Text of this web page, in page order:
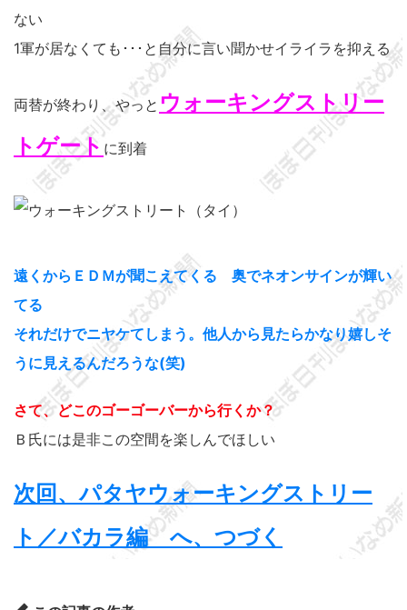
ない
1軍が居なくても･･･と自分に言い聞かせイライラを抑える
両替が終わり、やっと ウォーキングストリー
トゲート に到着
遠くからＥＤＭが聞こえてくる 奥でネオンサインが輝い
てる
それだけでニヤケてしまう。他人から見たらかなり嬉しそ
うに見えるんだろうな(笑)
さて、どこのゴーゴーバーから行くか？
Ｂ氏には是非この空間を楽しんでほしい
次回、パタヤウォーキングストリー
ト／バカラ編 へ、つづく